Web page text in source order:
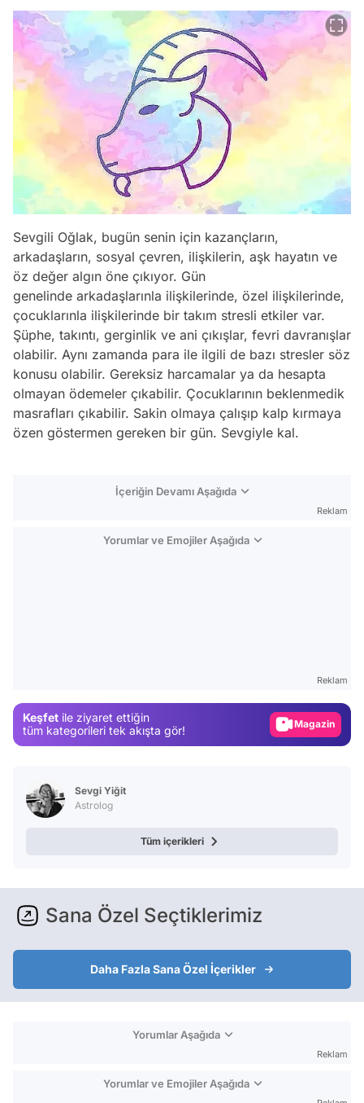
Sevgili Oğlak, bugün senin için kazançların,
arkadaşların, sosyal çevren, ilişkilerin, aşk hayatın ve
öz değer algın öne çıkıyor. Gün
genelinde arkadaşlarınla ilişkilerinde, özel ilişkilerinde,
çocuklarınla ilişkilerinde bir takım stresli etkiler var.
Şüphe, takıntı, gerginlik ve ani çıkışlar, fevri davranışlar
olabilir. Aynı zamanda para ile ilgili de bazı stresler söz
konusu olabilir. Gereksiz harcamalar ya da hesapta
olmayan ödemeler çıkabilir. Çocuklarının beklenmedik
masrafları çıkabilir. Sakin olmaya çalışıp kalp kırmaya
özen göstermen gereken bir gün. Sevgiyle kal.
İçeriğin Devamı Aşağıda
Reklam
Yorumlar ve Emojiler Aşağıda
Reklam
Keşfet ile ziyaret ettiğin
tüm kategorileri tek akışta gör!
Magazin
Sevgi Yiğit
Astrolog
Tüm içerikleri
Sana Özel Seçtiklerimiz
Daha Fazla Sana Özel İçerikler
Yorumlar Aşağıda
Reklam
Yorumlar ve Emojiler Aşağıda